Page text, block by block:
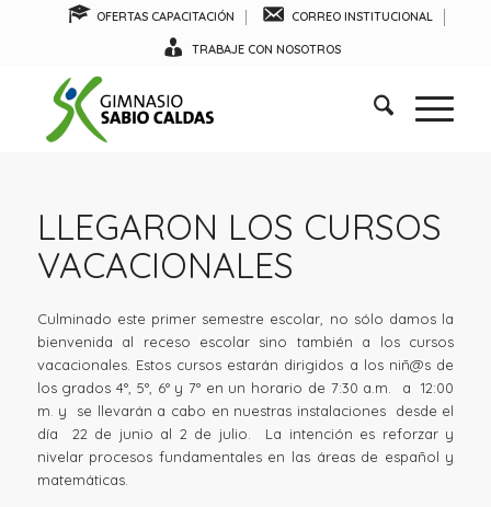
OFERTAS CAPACITACIÓN CORREO INSTITUCIONAL
TRABAJE CON NOSOTROS
LLEGARON LOS CURSOS
VACACIONALES
Culminado este primer semestre escolar, no sólo damos la
bienvenida al receso escolar sino también a los cursos
vacacionales. Estos cursos estarán dirigidos a los niñ@s de
los grados 4°, 5°, 6° y 7° en un horario de 7:30 a.m. a 12:00
m. y se llevarán a cabo en nuestras instalaciones desde el
día 22 de junio al 2 de julio. La intención es reforzar y
nivelar procesos fundamentales en las áreas de español y
matemáticas.